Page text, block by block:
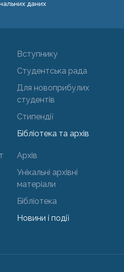
даних
Вступнику
Студентська рада
Для новоприбулих
студентів
Стипендії
Бібліотека та архів
Архів
Унікальні архівні
матеріали
Бібліотека
Новини і події